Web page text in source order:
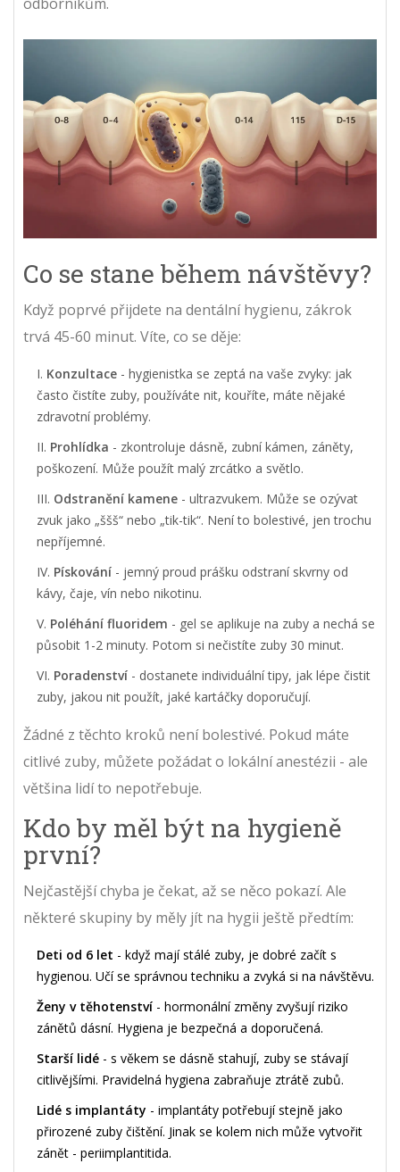
Co se stane během návštěvy?
Když poprvé přijdete na dentální hygienu, zákrok
trvá 45-60 minut. Víte, co se děje:
Konzultace - hygienistka se zeptá na vaše zvyky: jak
často čistíte zuby, používáte nit, kouříte, máte nějaké
zdravotní problémy.
Prohlídka - zkontroluje dásně, zubní kámen, záněty,
poškození. Může použít malý zrcátko a světlo.
Odstranění kamene - ultrazvukem. Může se ozývat
zvuk jako „ššš“ nebo „tik-tik“. Není to bolestivé, jen trochu
nepříjemné.
Pískování - jemný proud prášku odstraní skvrny od
kávy, čaje, vín nebo nikotinu.
Poléhání fluoridem - gel se aplikuje na zuby a nechá se
působit 1-2 minuty. Potom si nečistíte zuby 30 minut.
Poradenství - dostanete individuální tipy, jak lépe čistit
zuby, jakou nit použít, jaké kartáčky doporučují.
Žádné z těchto kroků není bolestivé. Pokud máte
citlivé zuby, můžete požádat o lokální anestézii - ale
většina lidí to nepotřebuje.
Kdo by měl být na hygieně
první?
Nejčastější chyba je čekat, až se něco pokazí. Ale
některé skupiny by měly jít na hygii ještě předtím:
Deti od 6 let - když mají stálé zuby, je dobré začít s
hygienou. Učí se správnou techniku a zvyká si na návštěvu.
Ženy v těhotenství - hormonální změny zvyšují riziko
zánětů dásní. Hygiena je bezpečná a doporučená.
Starší lidé - s věkem se dásně stahují, zuby se stávají
citlivějšími. Pravidelná hygiena zabraňuje ztrátě zubů.
Lidé s implantáty - implantáty potřebují stejně jako
přirozené zuby čištění. Jinak se kolem nich může vytvořit
zánět - periimplantitida.